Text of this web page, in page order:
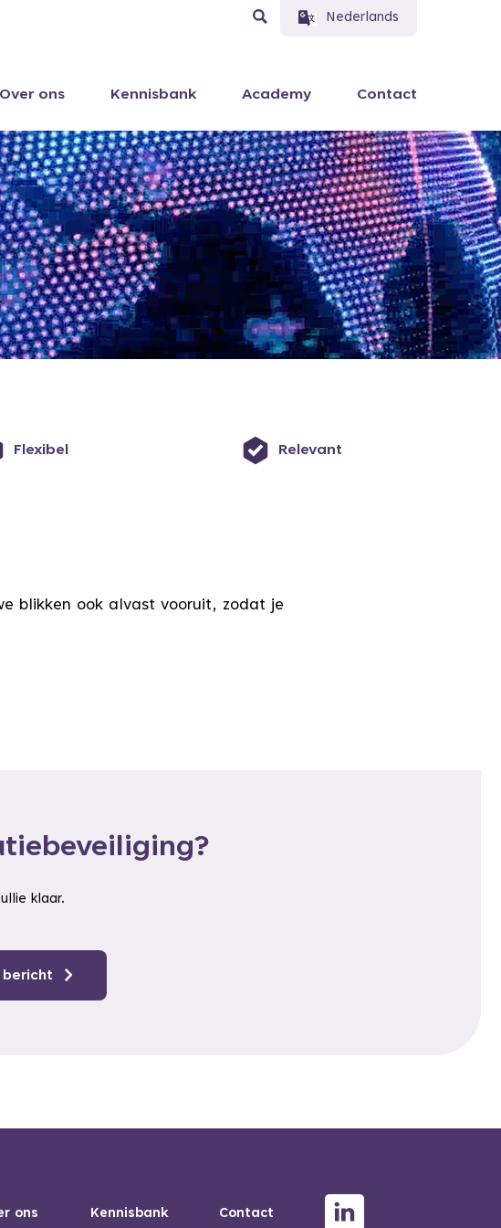
Nederlands
Over ons Kennisbank Academy Contact
Flexibel Relevant
blikken ook alvast vooruit, zodat je
klaar.
bericht
ons Kennisbank Contact